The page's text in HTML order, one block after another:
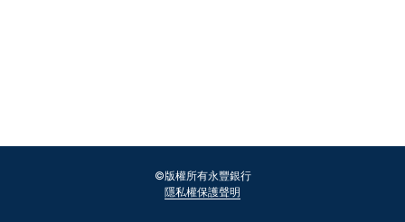
©版權所有永豐銀行
隱私權保護聲明